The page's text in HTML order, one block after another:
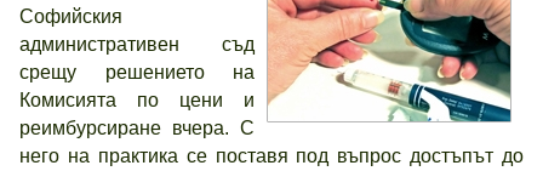
Софийския
административен съд
срещу решението на
Комисията по цени и
реимбурсиране вчера. С
него на практика се поставя под въпрос достъпът до